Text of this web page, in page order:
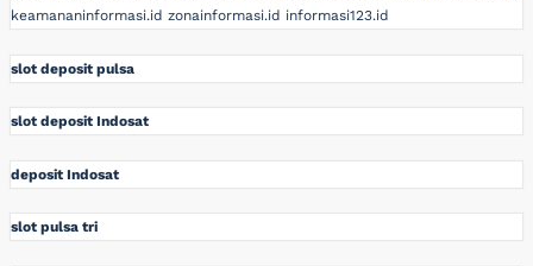
keamananinformasi.id zonainformasi.id informasi123.id
slot deposit pulsa
slot deposit Indosat
deposit Indosat
slot pulsa tri